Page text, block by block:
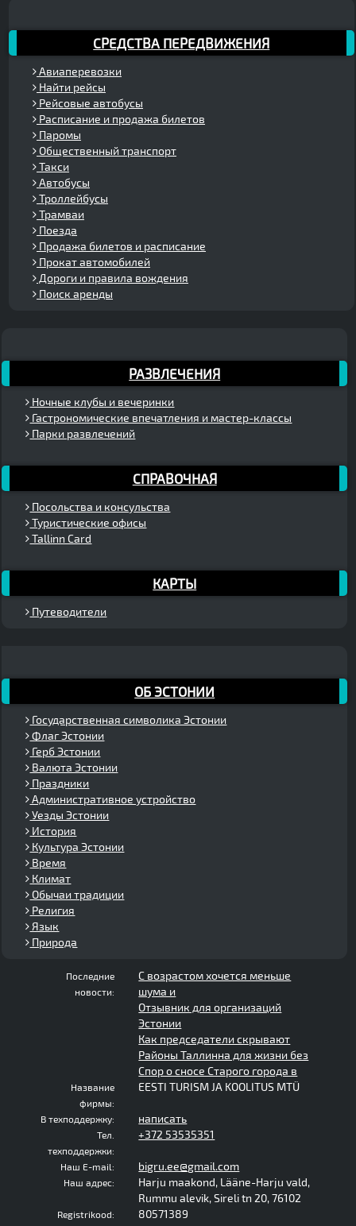
СРЕДСТВА ПЕРЕДВИЖЕНИЯ
Авиаперевозки
Найти рейсы
Рейсовые автобусы
Расписание и продажа билетов
Паромы
Общественный транспорт
Такси
Автобусы
Троллейбусы
Трамваи
Поезда
Продажа билетов и расписание
Прокат автомобилей
Дороги и правила вождения
Поиск аренды
РАЗВЛЕЧЕНИЯ
Ночные клубы и вечеринки
Гастрономические впечатления и мастер-классы
Парки развлечений
СПРАВОЧНАЯ
Посольства и консульства
Туристические офисы
Tallinn Card
КАРТЫ
Путеводители
ОБ ЭСТОНИИ
Государственная символика Эстонии
Флаг Эстонии
Герб Эстонии
Валюта Эстонии
Праздники
Административное устройство
Уезды Эстонии
История
Культура Эстонии
Время
Климат
Обычаи традиции
Религия
Язык
Природа
Последние
новости:
С возрастом хочется меньше
шума и
Отзывник для организаций
Эстонии
Как председатели скрывают
Районы Таллинна для жизни без
Спор о сносе Старого города в
Название
фирмы:
EESTI TURISM JA KOOLITUS MTÜ
В техподдержку: написать
Тел.
техподдержки:
+372 53535351
Наш E-mail: bigru.ee@gmail.com
Наш адрес:
Harju maakond, Lääne-Harju vald,
Rummu alevik, Sireli tn 20, 76102
Registrikood:
80571389